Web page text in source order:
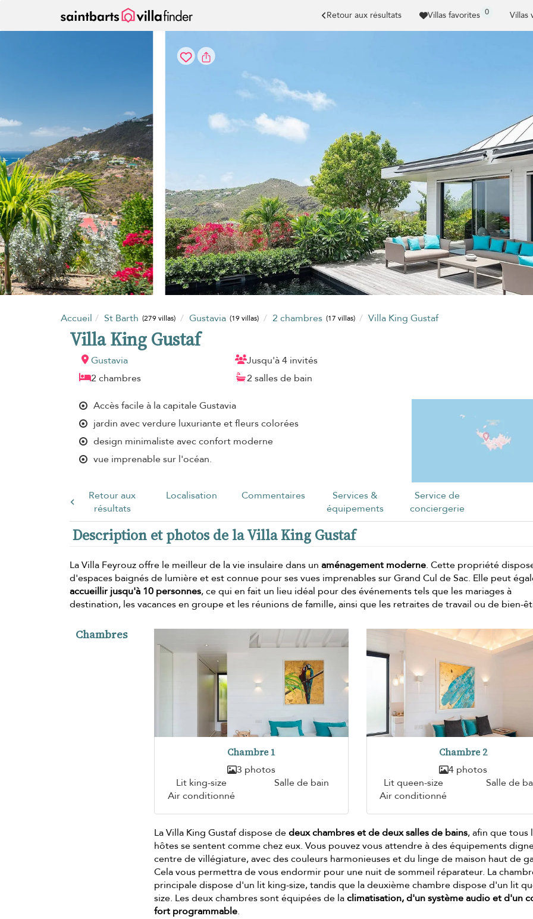
Retour aux résultats Villas favorites 0 Villas
Accueil St Barth (279 villas) Gustavia (19 villas) 2 chambres (17 villas) Villa King Gustaf
Villa King Gustaf
Gustavia
Jusqu'à 4 invités
2 chambres
2 salles de bain
Accès facile à la capitale Gustavia
jardin avec verdure luxuriante et fleurs colorées
design minimaliste avec confort moderne
vue imprenable sur l'océan.
Retour aux
résultats
Localisation Commentaires
Services &
équipements
Service de
conciergerie
Description et photos de la Villa King Gustaf
La Villa Feyrouz offre le meilleur de la vie insulaire dans un aménagement moderne. Cette propriété
d'espaces baignés de lumière et est connue pour ses vues imprenables sur Grand Cul de Sac. Elle peut
accueillir jusqu'à 10 personnes, ce qui en fait un lieu idéal pour des événements tels que les mariages à
destination, les vacances en groupe et les réunions de famille, ainsi que les retraites de travail ou de bien-
Chambres
Chambre 1
3 photos
Lit king-size
Salle de bain
Air conditionné
Chambre 2
4 photos
Lit queen-size
Salle de
Air conditionné
La Villa King Gustaf dispose dedeux chambres et de deux salles de bains, afin que tous
hôtes se sentent comme chez eux. Vous pouvez vous attendre à des équipements
centre de villégiature, avec des couleurs harmonieuses et du linge de maison haut de
Cela vous permettra de vous endormir pour une nuit de sommeil réparateur. La
principale dispose d'un lit king-size, tandis que la deuxième chambre dispose d'un lit
size. Les deux chambres sont équipées de laclimatisation, d'un système audio et d'un
fort programmable.